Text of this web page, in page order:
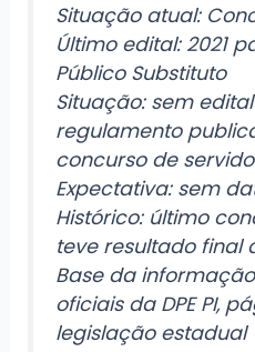
Situação atual:
Último edital: 2021
Público Substituto
Situação: sem
regulamento
concurso de
Expectativa: sem
Histórico: último
teve resultado final
Base da
oficiais da DPE PI,
legislação estadual